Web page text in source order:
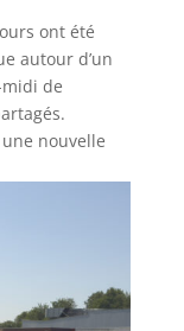
ont été
autour d’un
de
nouvelle